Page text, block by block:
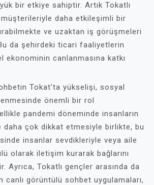
bir etkiye sahiptir. Artık Tokatlı
daha etkileşimli bir
ve uzaktan iş görüşmeleri
da şehirdeki ticari faaliyetlerin
ekonominin canlanmasına katkı
Tokat'ta yükselişi, sosyal
önemli bir rol
pandemi döneminde insanların
çok dikkat etmesiyle birlikte, bu
insanlar sevdikleriyle veya aile
olarak iletişim kurarak bağlarını
Ayrıca, Tokatlı gençler arasında da
canlı görüntülü sohbet uygulamaları,